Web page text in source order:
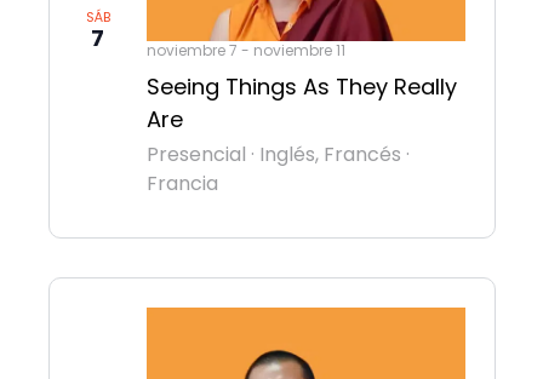
SÁB
7
Seeing Things As They Really
Are
Presencial · Inglés, Francés ·
Francia
noviembre 7 - noviembre 11